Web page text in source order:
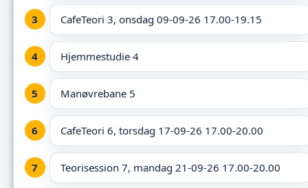
CafeTeori 3, onsdag 09-09-26 17.00-19.15
Hjemmestudie 4
Manøvrebane 5
CafeTeori 6, torsdag 17-09-26 17.00-20.00
Teorisession 7, mandag 21-09-26 17.00-20.00